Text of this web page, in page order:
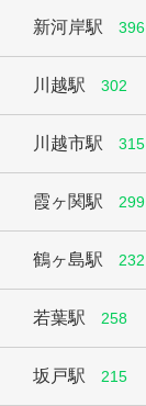
新河岸駅 396
川越駅 302
川越市駅 315
霞ヶ関駅 299
鶴ヶ島駅 232
若葉駅 258
坂戸駅 215